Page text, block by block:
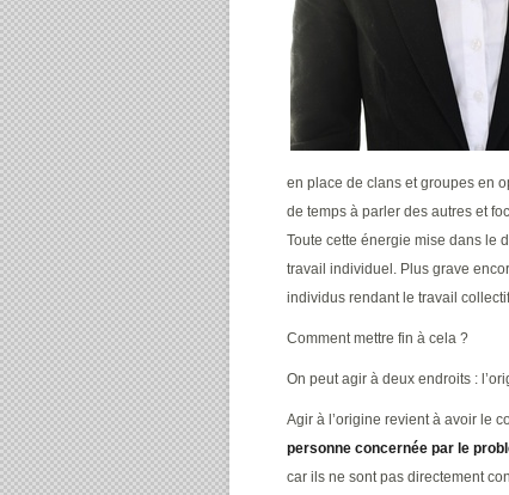
en place de clans et groupes en
de temps à parler des autres et
Toute cette énergie mise dans le
travail individuel. Plus grave
individus rendant le travail
Comment mettre fin à cela ?
On peut agir à deux endroits :
Agir à l’origine revient à avoir le
personne concernée par le
car ils ne sont pas directement